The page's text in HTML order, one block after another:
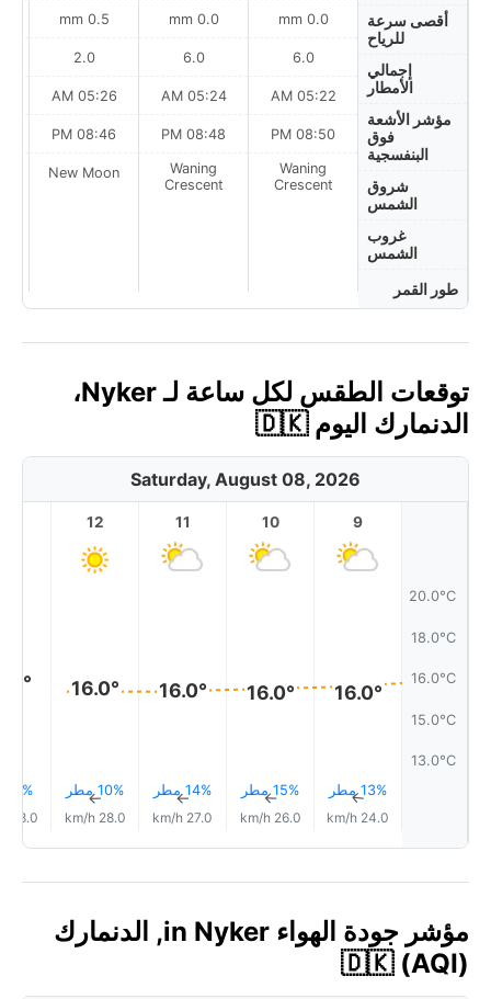
أقصى سرعة
للرياح
إجمالي
الأمطار
مؤشر الأشعة
فوق
البنفسجية
شروق
الشمس
غروب
الشمس
طور القمر
0.0 mm
6.0
05:22 AM
08:50 PM
Waning
Crescent
0.0 mm
6.0
05:24 AM
08:48 PM
Waning
Crescent
0.5 mm
2.0
05:26 AM
08:46 PM
New Moon
توقعات الطقس لكل ساعة لـ Nyker،
الدنمارك اليوم 🇩🇰
Saturday, August 08, 2026
20.0°C
18.0°C
16.0°C
15.0°C
13.0°C
9
16.0°
13% مطر↑
24.0 km/h
10
16.0°
15% مطر↑
26.0 km/h
11
16.0°
14% مطر↑
27.0 km/h
12
16.0°
10% مطر
↑
28.0 km/h
8% مطر
28.0 km/h
مؤشر جودة الهواء in Nyker, الدنمارك
🇩🇰 (AQI)